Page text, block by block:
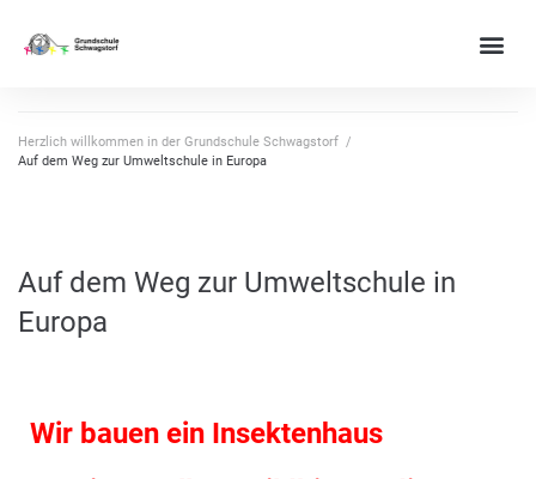
Herzlich willkommen in der Grundschule Schwagstorf /
Auf dem Weg zur Umweltschule in Europa
Auf dem Weg zur Umweltschule in
Europa
Wir bauen ein Insektenhaus